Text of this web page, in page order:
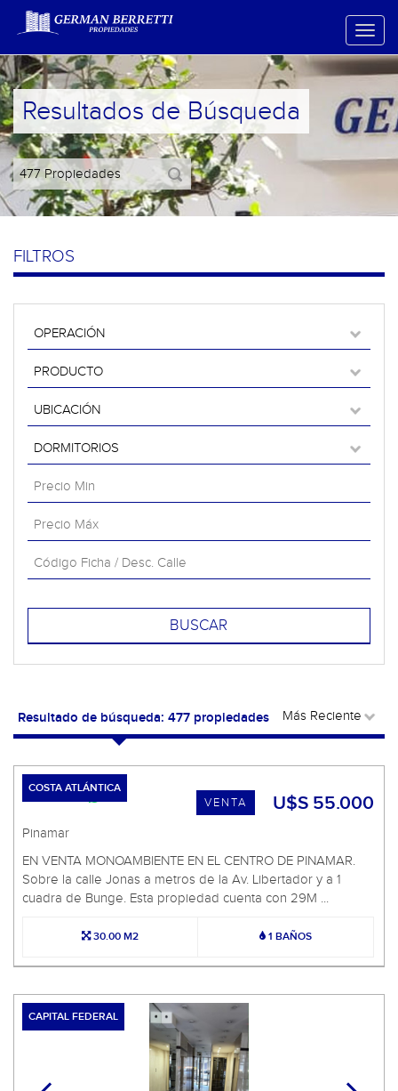
Resultados de Búsqueda
FILTROS
Resultado de búsqueda: 477 propiedades
COSTA ATLÁNTICA
U$S 55.000
VENTA
Jonas 400
Pinamar
EN VENTA MONOAMBIENTE EN EL CENTRO DE PINAMAR.
Sobre la calle Jonas a metros de la Av. Libertador y a 1
cuadra de Bunge. Esta propiedad cuenta con 29M ...
30.00 M2 1 BAÑOS
CAPITAL FEDERAL